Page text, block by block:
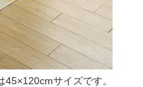
サイズです。